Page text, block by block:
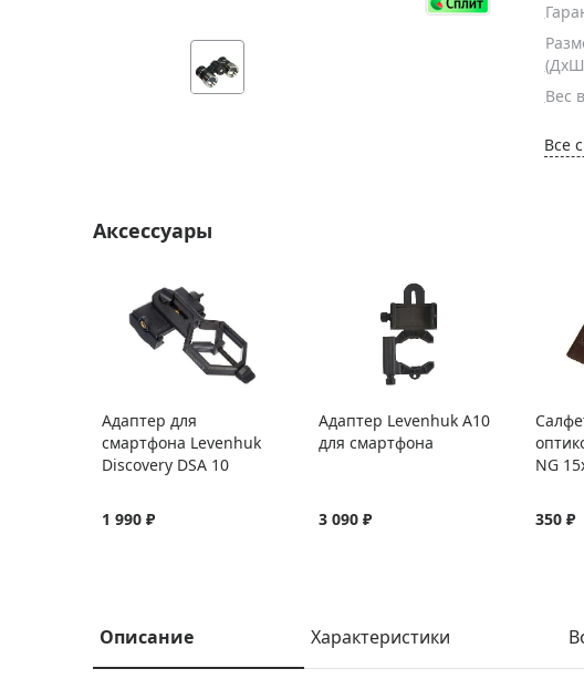
Астропланетарии
Подарки
Вес
Все
Аксессуары
Адаптер для
смартфона Levenhuk
Discovery DSA 10
1 990 ₽
Адаптер Levenhuk A10
для смартфона
3 090 ₽
NG
350 ₽
Описание Характеристики